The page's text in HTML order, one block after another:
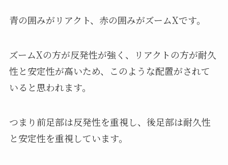
青の囲みがリアクト、赤の囲みがズームXです。
ズームXの方が反発性が強く、リアクトの方が耐久
性と安定性が高いため、このような配置がされて
いると思われます。
つまり前足部は反発性を重視し、後足部は耐久性
と安定性を重視しています。